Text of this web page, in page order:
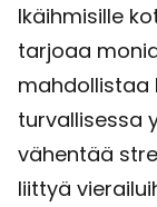
Ikäihmisille
tarjoaa
mahdollistaa
turvallisessa
vähentää
liittyä